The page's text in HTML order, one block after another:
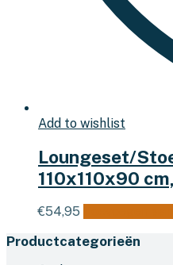
Add to wishlist
Loungeset/
110x110x90
€54,95
Productcategorieën